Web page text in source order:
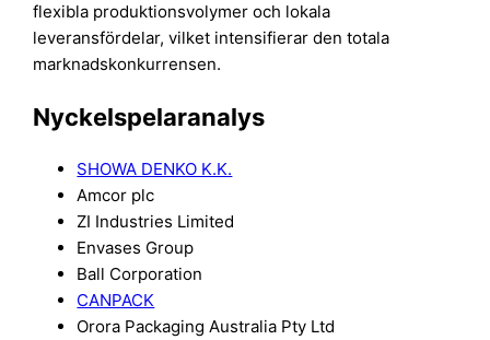
flexibla produktionsvolymer och lokala
leveransfördelar, vilket intensifierar den totala
marknadskonkurrensen.
Nyckelspelaranalys
SHOWA DENKO K.K.
Amcor plc
ZI Industries Limited
Envases Group
Ball Corporation
CANPACK
Orora Packaging Australia Pty Ltd